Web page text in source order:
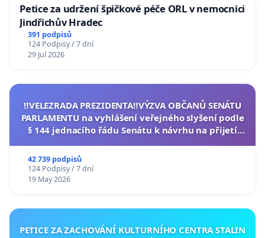
Petice za udržení špičkové péče ORL v nemocnici
Jindřichův Hradec
391 podpisů
124 Podpisy / 7 dní
29 Jul 2026
‼️VELEZRADA PREZIDENTA‼️VÝZVA OBČANŮ SENÁTU
PARLAMENTU na vyhlášení veřejného slyšení podle
§ 144 jednacího řádu Senátu k návrhu na přijetí
42 739 podpisů
124 Podpisy / 7 dní
19 May 2026
PETICE ZA ZACHOVÁNÍ KULTURNÍHO CENTRA STALIN